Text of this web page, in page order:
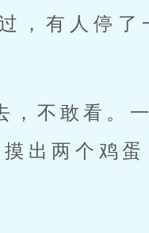
，有人停
，不敢看。
出两个鸡